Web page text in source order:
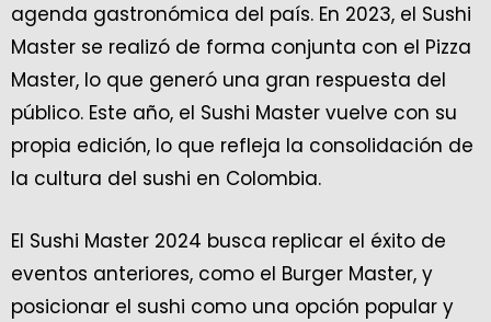
agenda gastronómica del país. En 2023, el Sushi
Master se realizó de forma conjunta con el Pizza
Master, lo que generó una gran respuesta del
público. Este año, el Sushi Master vuelve con su
propia edición, lo que refleja la consolidación de
la cultura del sushi en Colombia.
El Sushi Master 2024 busca replicar el éxito de
eventos anteriores, como el Burger Master, y
posicionar el sushi como una opción popular y